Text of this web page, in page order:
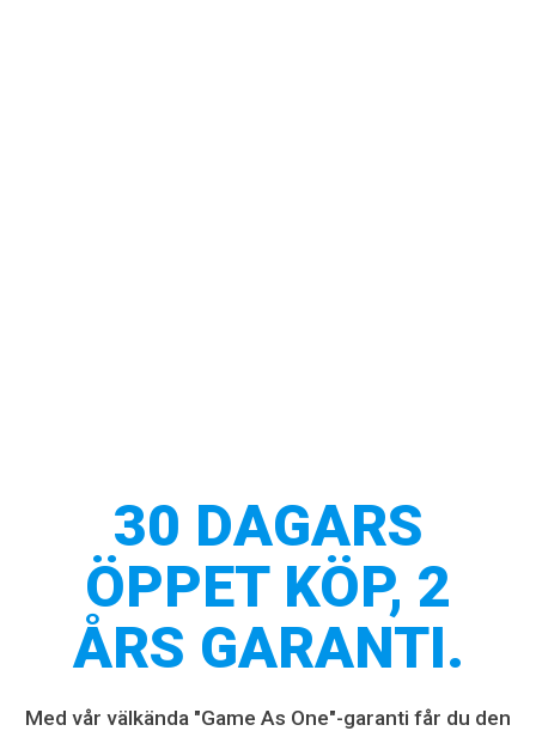
30 DAGARS
ÖPPET KÖP, 2
ÅRS GARANTI.
Med vår välkända "Game As One"-garanti får du den